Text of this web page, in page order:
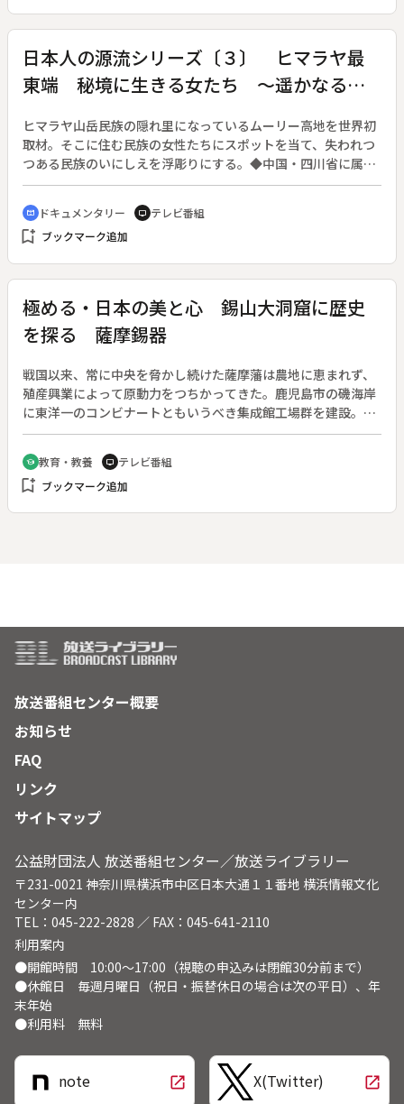
こしていく。◆歌川広重・鴻ノ台図屏風、五代目大木喜右衛門
夫妻像、不二三十六景甲斐犬目峠、六十余州名所図会甲斐さる
はし、東都名所目黒不動之瀧◆富岡鉄斎・甲斐猿橋図、福禄寿
図、貧人図
日本人の源流シリーズ〔３〕 ヒマラヤ最
東端 秘境に生きる女たち ～遥かなるム
ヒマラヤ山岳民族の隠れ里になっているムーリー高地を世界初
取材。そこに住む民族の女性たちにスポットを当て、失われつ
つある民族のいにしえを浮彫りにする。◆中国・四川省に属す
る未開放地域のムーリー高地。東西南北１００キロほどの高地
に、１７もの山岳民族が肩を寄せあうように、それぞれの独自
の習慣や文化を守りながら暮らしている。最近まで同民族内で
奴隷制度があったというロロ族、重い荷物を軽々と持つミャオ
cinematic_blur ドキュメンタリー tv テレビ番組
bookmark_add ブックマーク追加
極める・日本の美と心 錫山大洞窟に歴史
を探る 薩摩錫器
戦国以来、常に中央を脅かし続けた薩摩藩は農地に恵まれず、
殖産興業によって原動力をつちかってきた。鹿児島市の磯海岸
に東洋一のコンビナートともいうべき集成館工場群を建設。近
代工業へのたくましい意欲とすさまじいエネルギーを示すかの
ような建物が建ち並ぶ。中でも錫鉱山の発見によって藩財政は
大いに潤った。今は廃鉱となった錫坑に分け入り、特異な近代
工業の発達の歴史に触れつつ、現代ただ一ヶ所薩摩錫器の伝統
school 教育・教養 tv テレビ番組
bookmark_add ブックマーク追加
放送番組センター概要
お知らせ
FAQ
リンク
サイトマップ
公益財団法人 放送番組センター／放送ライブラリー
〒231-0021 神奈川県横浜市中区日本大通１１番地 横浜情報文化
センター内
TEL：045-222-2828 ／ FAX：045-641-2110
利用案内
●開館時間 10:00～17:00（視聴の申込みは閉館30分前まで）
●休館日 毎週月曜日（祝日・振替休日の場合は次の平日）、年
末年始
●利用料 無料
note open_in_new X(Twitter) open_in_new